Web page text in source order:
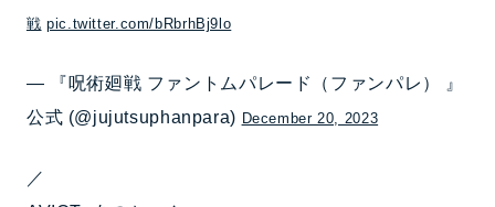
戦 pic.twitter.com/bRbrhBj9lo
— 『呪術廻戦 ファントムパレード（ファンパレ） 』
公式 (@jujutsuphanpara) December 20, 2023
／